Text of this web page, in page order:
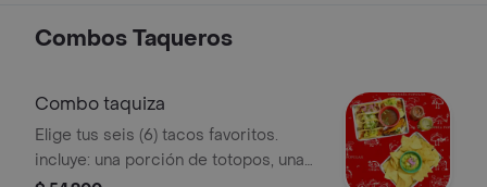
Combos Taqueros
Combo taquiza
Elige tus seis (6) tacos favoritos.
incluye: una porción de totopos, una